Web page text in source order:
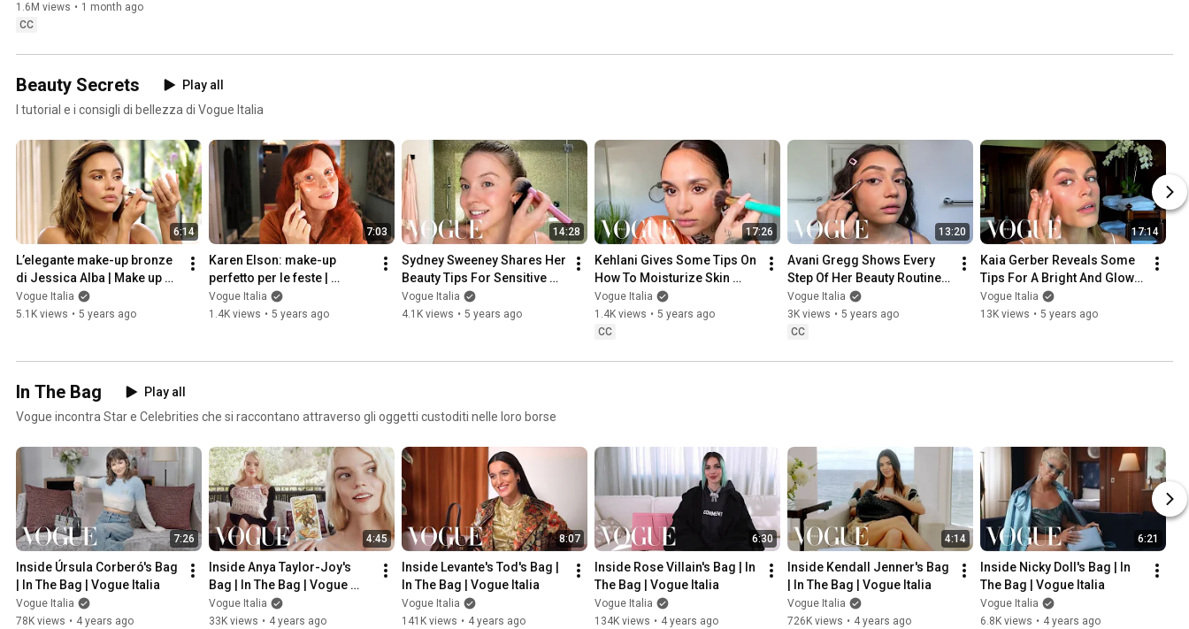
Scriptwriter: Claudio Sardone
Manicurist: Bianca Moldovan
Stylist: Aurora Dolce
Stylist Assistant: Lea Fontanella
Production Manager: Tatiana Conter
Production Coordinator: Sofia Setti
Production Assistant: Sofia Melloni
Talent Video Manager: Vrishabha Sharma
Head of Video: Iacopo Caravaggi
#AnnaPepe
https://www.youtube.com/c/vogueitalia...
Instagram: https://www.instagram.com/vogueitalia
Twitter:
https://www.twitter.com/vogue_italia
https://www.pinterest.com/vogueitalia
1.6M views • 1 month ago
CC
Beauty Secrets
Play all
I tutorial e i consigli di bellezza di Vogue Italia
6:14
L’elegante make-up bronze
di Jessica Alba | Make up
Tutorial | Vogue Italia
Vogue Italia
5.1K views • 5 years ago
7:03
Karen Elson: make-up
perfetto per le feste |
Makeup tutorials | Vogue
Vogue Italia
1.4K views • 5 years ago
14:28
Sydney Sweeney Shares Her
Beauty Tips For Sensitive
Skins | Beauty Secrets |
Vogue Italia
Vogue Italia
4.1K views • 5 years ago
17:26
Kehlani Gives Some Tips On
How To Moisturize Skin
When It's dry | Beauty
Secrets | Vogue Italia
Vogue Italia
1.4K views • 5 years ago
CC
13:20
Avani Gregg Shows Every
Step Of Her Beauty Routine |
Beauty Secrets | Vogue Italia
Vogue Italia
3K views • 5 years ago
CC
17:14
Kaia Gerber Reveals Some
Tips For A Bright And Glowy
Make-Up | Beauty Secrets |
Vogue Italia
Vogue Italia
13K views • 5 years ago
In The Bag
Play all
Vogue incontra Star e Celebrities che si raccontano attraverso gli oggetti custoditi nelle loro borse
7:26
Inside Úrsula Corberó's Bag
| In The Bag | Vogue Italia
Vogue Italia
78K views • 4 years ago
4:45
Inside Anya Taylor-Joy's
Bag | In The Bag | Vogue
Italia
Vogue Italia
33K views • 4 years ago
8:07
Inside Levante's Tod's Bag |
In The Bag | Vogue Italia
Vogue Italia
141K views • 4 years ago
6:30
Inside Rose Villain's Bag | In
The Bag | Vogue Italia
Vogue Italia
134K views • 4 years ago
4:14
Inside Kendall Jenner's Bag
| In The Bag | Vogue Italia
Vogue Italia
726K views • 4 years ago
6:21
Inside Nicky Doll's Bag | In
The Bag | Vogue Italia
Vogue Italia
6.8K views • 4 years ago